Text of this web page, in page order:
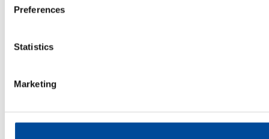
Preferences
Statistics
Marketing